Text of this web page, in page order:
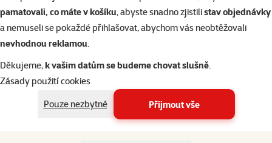
pamatovali, co máte v košíku, abyste snadno zjistilistav objednávky
a nemuseli se pokaždé přihlašovat, abychom vás neobtěžovali
nevhodnou reklamou.
Děkujeme,k vašim datům se budeme chovat slušně.
Zásady použití cookies
Pouze nezbytné
Přijmout vše
Skladem
Další podobné produkty
Hodnocení 100%